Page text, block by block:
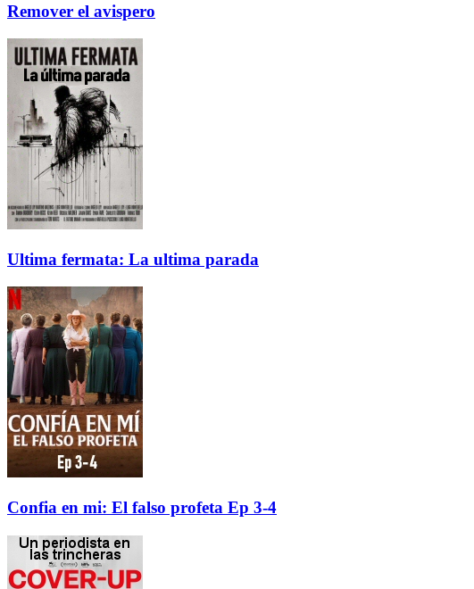
Remover el avispero
Ultima fermata: La ultima parada
Confia en mi: El falso profeta Ep 3-4